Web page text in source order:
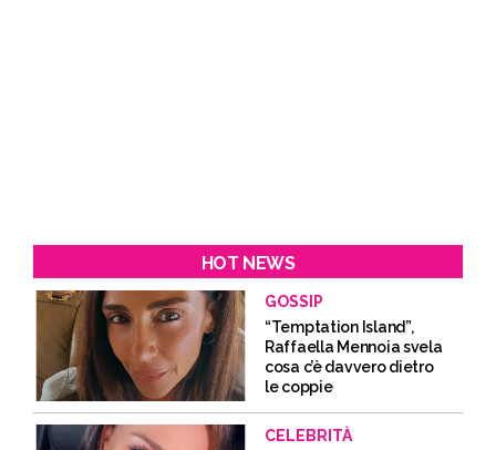
HOT NEWS
GOSSIP
“Temptation Island”,
Raffaella Mennoia svela
cosa c’è davvero dietro
le coppie
CELEBRITÀ